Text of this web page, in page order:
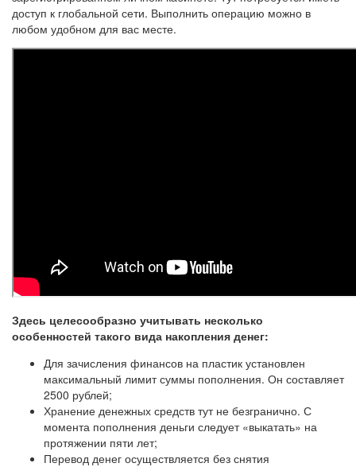
доступ к глобальной сети. Выполнить операцию можно в
любом удобном для вас месте.
Здесь целесообразно учитывать несколько
особенностей такого вида накопления денег:
Для зачисления финансов на пластик установлен
максимальный лимит суммы пополнения. Он составляет
2500 рублей;
Хранение денежных средств тут не безгранично. С
момента пополнения деньги следует «выкатать» на
протяжении пяти лет;
Перевод денег осуществляется без снятия